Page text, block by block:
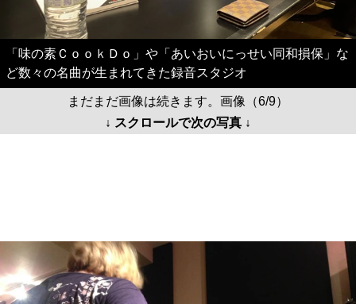
「味の素ＣｏｏｋＤｏ」や「あいおいにっせい同和損保」な
ど数々の名曲が生まれてきた録音スタジオ
まだまだ画像は続きます。画像（6/9）
↓ スクロールで次の写真 ↓